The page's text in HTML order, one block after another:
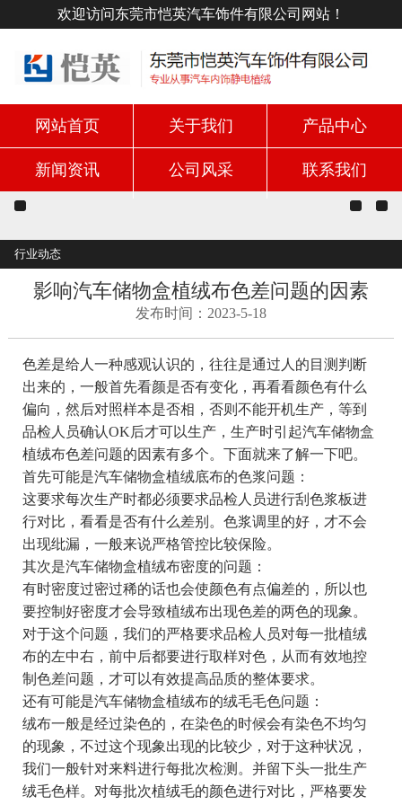
欢迎访问东莞市恺英汽车饰件有限公司网站！
网站首页 关于我们 产品中心
新闻资讯 公司风采 联系我们
行业动态
影响汽车储物盒植绒布色差问题的因素
发布时间：2023-5-18
色差是给人一种感观认识的，往往是通过人的目测判断
出来的，一般首先看颜是否有变化，再看看颜色有什么
偏向，然后对照样本是否相，否则不能开机生产，等到
品检人员确认OK后才可以生产，生产时引起汽车储物盒
植绒布色差问题的因素有多个。下面就来了解一下吧。
首先可能是汽车储物盒植绒底布的色浆问题：
这要求每次生产时都必须要求品检人员进行刮色浆板进
行对比，看看是否有什么差别。色浆调里的好，才不会
出现纰漏，一般来说严格管控比较保险。
其次是汽车储物盒植绒布密度的问题：
有时密度过密过稀的话也会使颜色有点偏差的，所以也
要控制好密度才会导致植绒布出现色差的两色的现象。
对于这个问题，我们的严格要求品检人员对每一批植绒
布的左中右，前中后都要进行取样对色，从而有效地控
制色差问题，才可以有效提高品质的整体要求。
还有可能是汽车储物盒植绒布的绒毛毛色问题：
绒布一般是经过染色的，在染色的时候会有染色不均匀
的现象，不过这个现象出现的比较少，对于这种状况，
我们一般针对来料进行每批次检测。并留下头一批生产
绒毛色样。对每批次植绒毛的颜色进行对比，严格要发